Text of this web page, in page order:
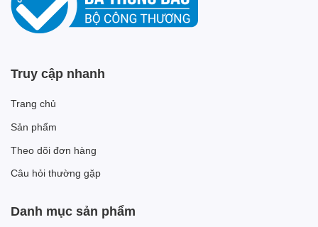
Truy cập nhanh
Trang chủ
Sản phẩm
Theo dõi đơn hàng
Câu hỏi thường gặp
Danh mục sản phẩm